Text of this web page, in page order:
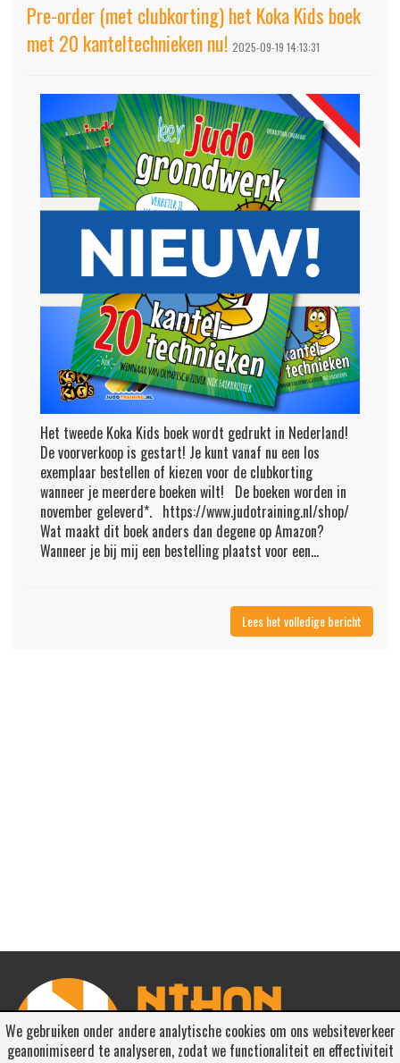
Pre-order (met clubkorting) het Koka Kids boek
met 20 kanteltechnieken nu! 2025-09-19 14:13:31
Het tweede Koka Kids boek wordt gedrukt in Nederland!
De voorverkoop is gestart! Je kunt vanaf nu een los
exemplaar bestellen of kiezen voor de clubkorting
wanneer je meerdere boeken wilt! De boeken worden in
november geleverd*. https://www.judotraining.nl/shop/
Wat maakt dit boek anders dan degene op Amazon?
Wanneer je bij mij een bestelling plaatst voor een...
Lees het volledige bericht
We gebruiken onder andere analytische cookies om ons websiteverkeer
geanonimiseerd te analyseren, zodat we functionaliteit en effectiviteit